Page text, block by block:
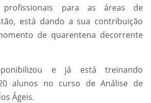
profissionais para as áreas de
está dando a sua contribuição
de quarentena decorrente
e já está treinando
alunos no curso de Análise de
Ágeis.